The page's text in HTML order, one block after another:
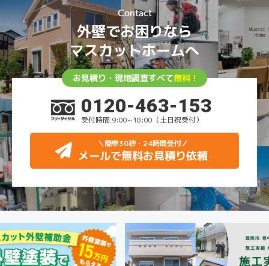
Contact
外壁でお困りなら
マスカットホームへ
お見積り・現地調査すべて無料！
0120-463-153
受付時間 9:00~18:00（土日祝受付）
＼簡単30秒・24時間受付／
メールで無料お見積り依頼